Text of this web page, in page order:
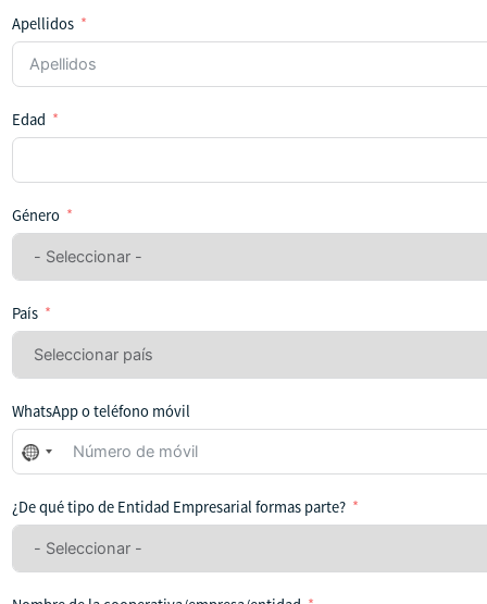
Apellidos
Edad
Género
País
WhatsApp o teléfono móvil
No
se
seleccionado
ningún
¿De qué tipo de Entidad Empresarial formas parte?